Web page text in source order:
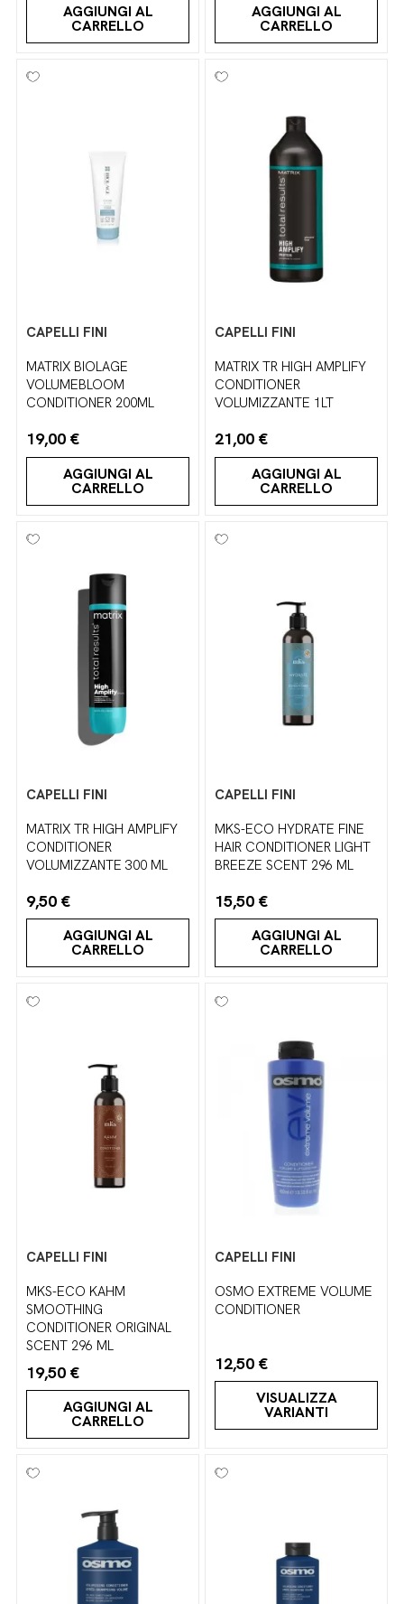
AGGIUNGI AL
CARRELLO
AGGIUNGI AL
CARRELLO
CAPELLI FINI
MATRIX BIOLAGE
VOLUMEBLOOM
CONDITIONER 200ML
19,00 €
AGGIUNGI AL
CARRELLO
CAPELLI FINI
MATRIX TR HIGH AMPLIFY
CONDITIONER
VOLUMIZZANTE 1LT
21,00 €
AGGIUNGI AL
CARRELLO
CAPELLI FINI
MATRIX TR HIGH AMPLIFY
CONDITIONER
VOLUMIZZANTE 300 ML
9,50 €
AGGIUNGI AL
CARRELLO
CAPELLI FINI
MKS-ECO HYDRATE FINE
HAIR CONDITIONER LIGHT
BREEZE SCENT 296 ML
15,50 €
AGGIUNGI AL
CARRELLO
CAPELLI FINI
MKS-ECO KAHM
SMOOTHING
CONDITIONER ORIGINAL
SCENT 296 ML
19,50 €
AGGIUNGI AL
CARRELLO
CAPELLI FINI
OSMO EXTREME VOLUME
CONDITIONER
12,50 €
VISUALIZZA
VARIANTI